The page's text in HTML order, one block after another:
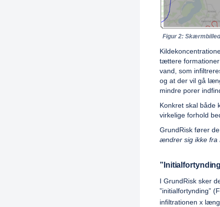
Figur 2:
tættere
vand, som
og at der vil gå
mindre porer
Konkret skal både
virkelige forhold
GrundRisk fører
ændrer sig ikke fra
I GrundRisk sker
”initialfortynding” (F
infiltrationen x